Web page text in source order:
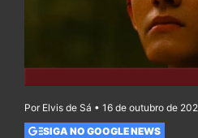
Por Elvis de Sá • 16 de outubro de
SIGA NO GOOGLE NEWS